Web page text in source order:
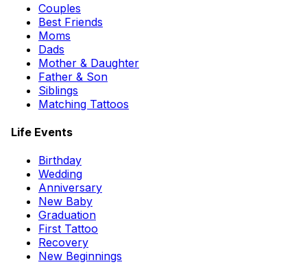
Couples
Best Friends
Moms
Dads
Mother & Daughter
Father & Son
Siblings
Matching Tattoos
Life Events
Birthday
Wedding
Anniversary
New Baby
Graduation
First Tattoo
Recovery
New Beginnings